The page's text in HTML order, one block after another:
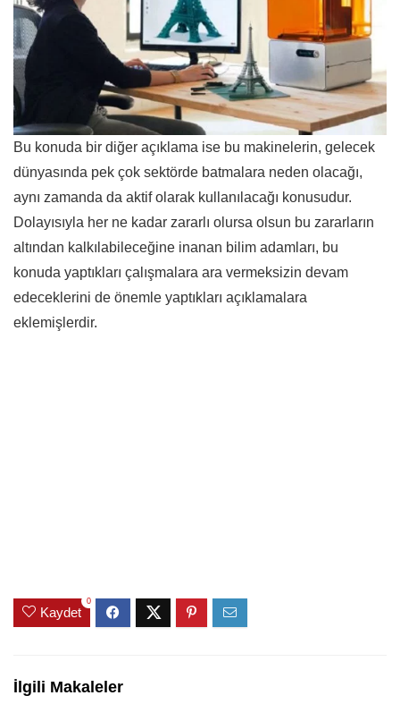
Bu konuda bir diğer açıklama ise bu makinelerin, gelecek
dünyasında pek çok sektörde batmalara neden olacağı,
aynı zamanda da aktif olarak kullanılacağı konusudur.
Dolayısıyla her ne kadar zararlı olursa olsun bu zararların
altından kalkılabileceğine inanan bilim adamları, bu
konuda yaptıkları çalışmalara ara vermeksizin devam
edeceklerini de önemle yaptıkları açıklamalara
eklemişlerdir.
Kaydet
0
İlgili Makaleler